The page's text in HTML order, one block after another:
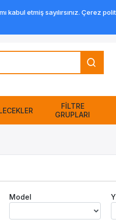
FİLTRE
GRUPLARI
Model
etmiş sayılırsınız. Çerez